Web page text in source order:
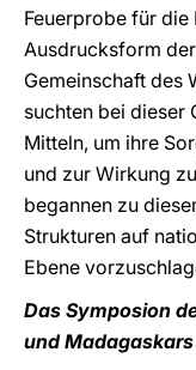
Feuerprobe für
Ausdrucksform der
Gemeinschaft des
suchten bei dieser
Mitteln, um ihre
und zur Wirkung
begannen zu
Strukturen auf
Ebene
Das Symposion
und Madagaskars